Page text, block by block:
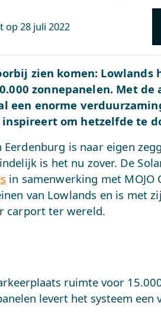
op28 juli 2022
zien komen: Lowlands
zonnepanelen. Met de
een enorme
om hetzelfde te
is naar eigen
is het nu zover. De
in samenwerking met MOJO
van Lowlands en is met
carport ter wereld.
ruimte voor 15.000
levert het systeem een